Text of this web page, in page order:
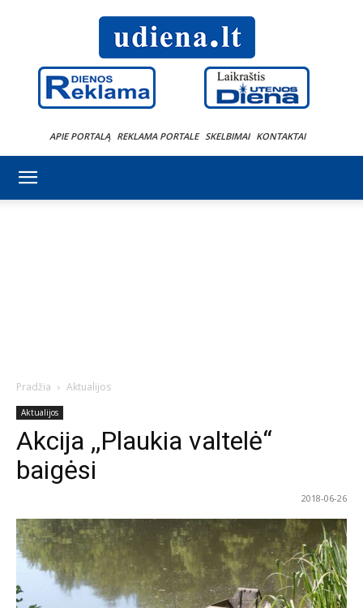
APIE PORTALĄ REKLAMA PORTALE SKELBIMAI KONTAKTAI
Pradžia Aktualijos
Aktualijos
Akcija ,,Plaukia valtelė“
baigėsi
2018-06-26